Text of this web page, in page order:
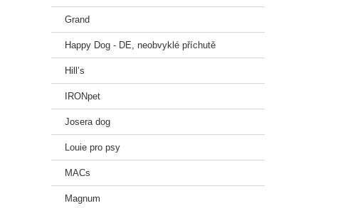
Grand
Happy Dog - DE, neobvyklé příchutě
Hill’s
IRONpet
Josera dog
Louie pro psy
MACs
Magnum